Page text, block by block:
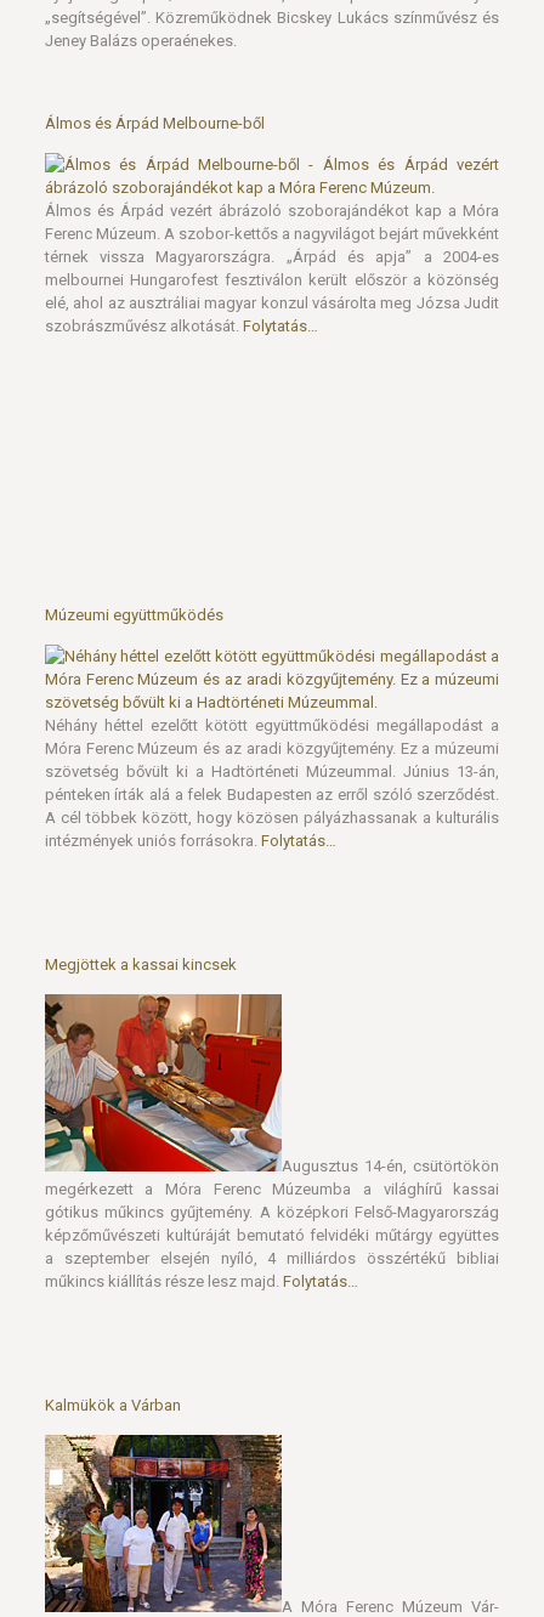
„segítségével”. Közreműködnek Bicskey Lukács színművész és
Jeney Balázs operaénekes.
Álmos és Árpád Melbourne-ből
Álmos és Árpád vezért ábrázoló szoborajándékot kap a Móra
Ferenc Múzeum. A szobor-kettős a nagyvilágot bejárt művekként
térnek vissza Magyarországra. „Árpád és apja” a 2004-es
melbournei Hungarofest fesztiválon került először a közönség
elé, ahol az ausztráliai magyar konzul vásárolta meg Józsa Judit
szobrászművész alkotását. Folytatás…
Múzeumi együttműködés
Néhány héttel ezelőtt kötött együttműködési megállapodást a
Móra Ferenc Múzeum és az aradi közgyűjtemény. Ez a múzeumi
szövetség bővült ki a Hadtörténeti Múzeummal. Június 13-án,
pénteken írták alá a felek Budapesten az erről szóló szerződést.
A cél többek között, hogy közösen pályázhassanak a kulturális
intézmények uniós forrásokra. Folytatás…
Megjöttek a kassai kincsek
Augusztus 14-én, csütörtökön
megérkezett a Móra Ferenc Múzeumba a világhírű kassai
gótikus műkincs gyűjtemény. A középkori Felső-Magyarország
képzőművészeti kultúráját bemutató felvidéki műtárgy együttes
a szeptember elsején nyíló, 4 milliárdos összértékű bibliai
műkincs kiállítás része lesz majd. Folytatás…
Kalmükök a Várban
A Móra Ferenc Múzeum Vár-